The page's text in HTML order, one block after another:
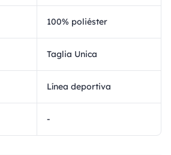
100% poliéster
Taglia Unica
Línea deportiva
-